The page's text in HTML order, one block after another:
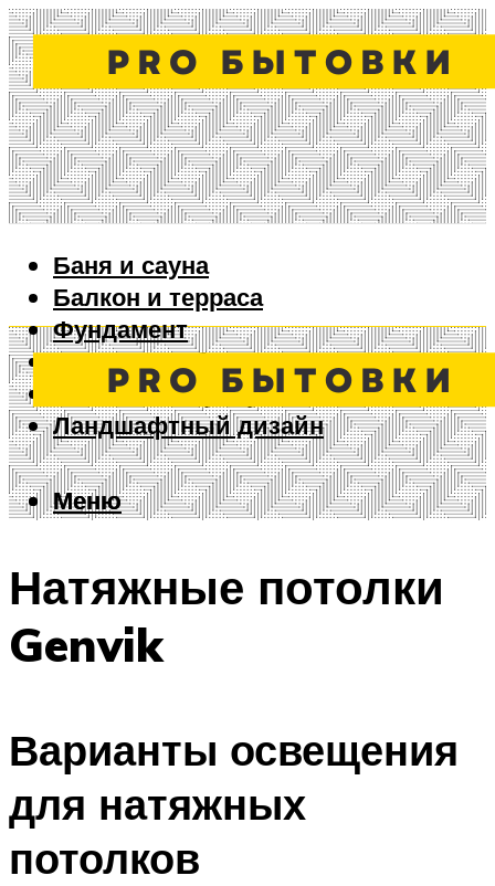
Баня и сауна
Балкон и терраса
Фундамент
Ворота и забор
Дизайн интерьера
Ландшафтный дизайн
Меню
Меню
Натяжные потолки
Genvik
Варианты освещения
для натяжных
потолков